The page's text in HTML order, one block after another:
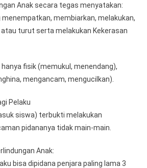
Anak secara tegas menyatakan:
menempatkan, membiarkan, melakukan,
turut serta melakukan Kekerasan
fisik (memukul, menendang),
mengancam, mengucilkan).
Pelaku
siswa) terbukti melakukan
pidananya tidak main-main.
Anak:
bisa dipidana penjara paling lama 3